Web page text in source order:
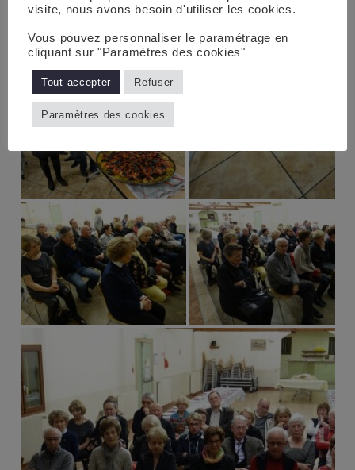
visite, nous avons besoin d'utiliser les cookies.
Vous pouvez personnaliser le paramétrage en
cliquant sur "Paramètres des cookies"
Tout accepter Refuser
Paramètres des cookies